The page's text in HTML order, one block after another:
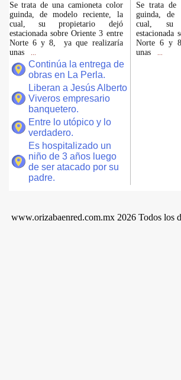
Se trata de una camioneta color
guinda, de modelo reciente, la
cual, su propietario dejó
estacionada sobre Oriente 3 entre
Norte 6 y 8, ya que realizaría
unas
Continúa la entrega de
obras en La Perla.
Liberan a Jesús Alberto
Viveros empresario
banquetero.
Entre lo utópico y lo
verdadero.
Es hospitalizado un
niño de 3 años luego
de ser atacado por su
padre.
Se trata de
guinda, de
cual, su
estacionada
Norte 6 y
unas
www.orizabaenred.com.mx 2026 Todos los